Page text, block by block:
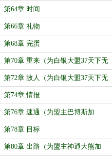
第64章 时间
第66章 礼物
第68章 完蛋
第70章 重来（为白银大盟37天下无
双加更！）
第72章 故人（为白银大盟37天下无
双加更！）
第74章 情报
第76章 速通（为盟主巴博斯加
更！）
第78章 目标
第80章 出路（为盟主神通大熊加